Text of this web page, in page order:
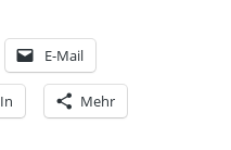
E-Mail
Mehr